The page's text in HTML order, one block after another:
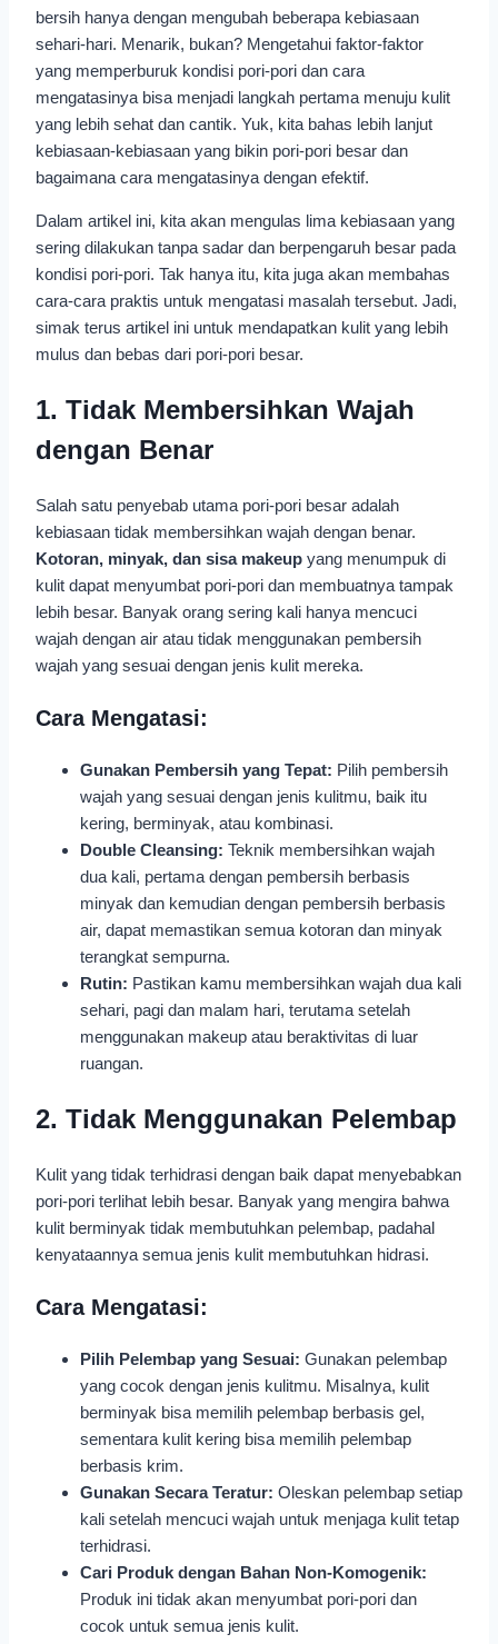
bersih hanya dengan mengubah beberapa kebiasaan
sehari-hari. Menarik, bukan? Mengetahui faktor-faktor
yang memperburuk kondisi pori-pori dan cara
mengatasinya bisa menjadi langkah pertama menuju kulit
yang lebih sehat dan cantik. Yuk, kita bahas lebih lanjut
kebiasaan-kebiasaan yang bikin pori-pori besar dan
bagaimana cara mengatasinya dengan efektif.
Dalam artikel ini, kita akan mengulas lima kebiasaan yang
sering dilakukan tanpa sadar dan berpengaruh besar pada
kondisi pori-pori. Tak hanya itu, kita juga akan membahas
cara-cara praktis untuk mengatasi masalah tersebut. Jadi,
simak terus artikel ini untuk mendapatkan kulit yang lebih
mulus dan bebas dari pori-pori besar.
1. Tidak Membersihkan Wajah
dengan Benar
Salah satu penyebab utama pori-pori besar adalah
kebiasaan tidak membersihkan wajah dengan benar.
Kotoran, minyak, dan sisa makeup yang menumpuk di
kulit dapat menyumbat pori-pori dan membuatnya tampak
lebih besar. Banyak orang sering kali hanya mencuci
wajah dengan air atau tidak menggunakan pembersih
wajah yang sesuai dengan jenis kulit mereka.
Cara Mengatasi:
Gunakan Pembersih yang Tepat: Pilih pembersih
wajah yang sesuai dengan jenis kulitmu, baik itu
kering, berminyak, atau kombinasi.
Double Cleansing: Teknik membersihkan wajah
dua kali, pertama dengan pembersih berbasis
minyak dan kemudian dengan pembersih berbasis
air, dapat memastikan semua kotoran dan minyak
terangkat sempurna.
Rutin: Pastikan kamu membersihkan wajah dua kali
sehari, pagi dan malam hari, terutama setelah
menggunakan makeup atau beraktivitas di luar
ruangan.
2. Tidak Menggunakan Pelembap
Kulit yang tidak terhidrasi dengan baik dapat menyebabkan
pori-pori terlihat lebih besar. Banyak yang mengira bahwa
kulit berminyak tidak membutuhkan pelembap, padahal
kenyataannya semua jenis kulit membutuhkan hidrasi.
Cara Mengatasi:
Pilih Pelembap yang Sesuai: Gunakan pelembap
yang cocok dengan jenis kulitmu. Misalnya, kulit
berminyak bisa memilih pelembap berbasis gel,
sementara kulit kering bisa memilih pelembap
berbasis krim.
Gunakan Secara Teratur: Oleskan pelembap setiap
kali setelah mencuci wajah untuk menjaga kulit tetap
terhidrasi.
Cari Produk dengan Bahan Non-Komogenik:
Produk ini tidak akan menyumbat pori-pori dan
cocok untuk semua jenis kulit.